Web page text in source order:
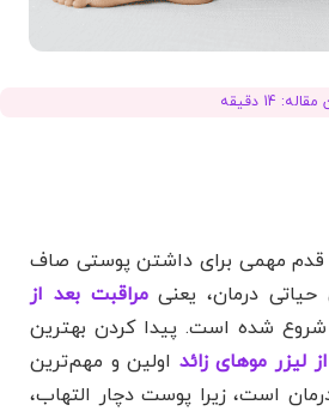
مقاله: 14 دقیقه
قدم مهمی برای داشتن پوستی صاف
حیاتی درمان، یعنیمراقبت بعد از
شروع شده است. پیدا کردن بهترین
لیزر موهای زائد اولین و مهم‌ترین
است، زیرا پوست دچار التهاب،